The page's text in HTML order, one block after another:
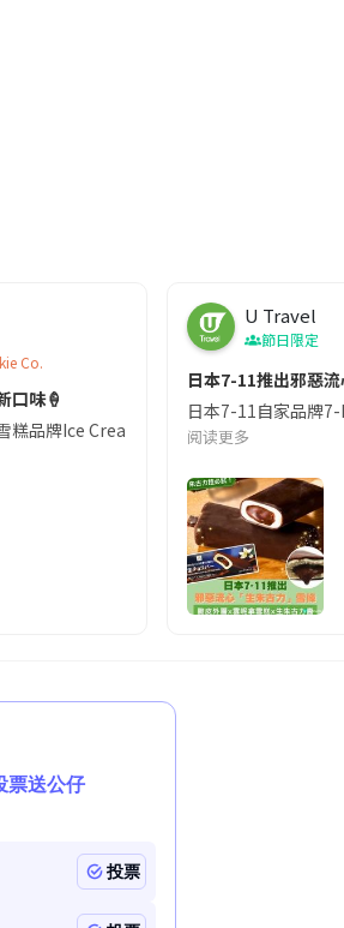
」，主打如岩石般巨大又「脆硬」
Co.
口味🍦
品牌Ice Cream & Cookie Co. 今次推出升
U Travel
節日限定
日本7-11推出邪
日本7-11自家品
阅读更多